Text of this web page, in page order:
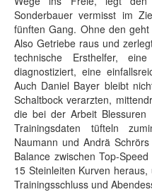
Sonderbauer vermisst im
fünften Gang. Ohne den
Also Getriebe raus und
technische Ersthelfer,
diagnostiziert, eine
Auch Daniel Bayer bleibt
Schaltbock verarzten,
die bei der Arbeit
Trainingsdaten tüfteln
Naumann und Andrä
Balance zwischen Top-
15 Steinleiten Kurven
Trainingsschluss und